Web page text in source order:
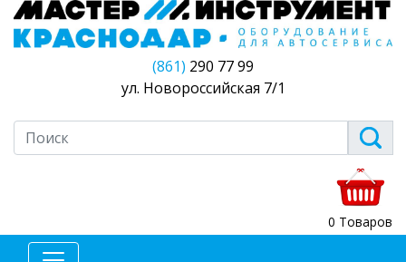
(861) 290 77 99
ул. Новороссийская 7/1
0 Товаров